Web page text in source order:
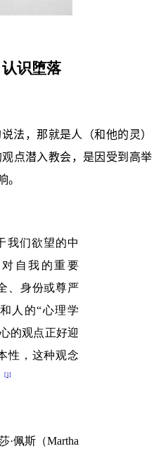
识堕落
法，那就是人（和他的灵）
点潜入教会，是因受到高举
。
我们欲望的中
自我的重要
、身份或尊严
人的“心理学
的观点正好迎
性，这种观念
[1]
·佩斯 （Martha